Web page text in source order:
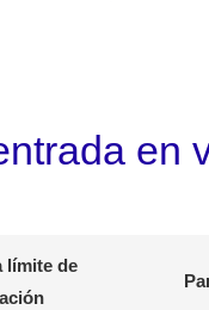
en
límite de